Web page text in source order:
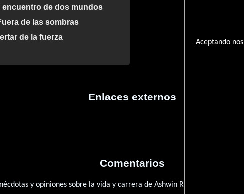
Aceptando
encuentro de dos mundos
de las sombras
de la fuerza
Enlaces externos
Comentarios
y opiniones sobre la vida y carrera de Ashwin Ram. ¿Qué te ha